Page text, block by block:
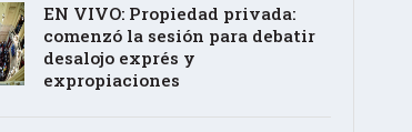
EN VIVO: Propiedad privada:
comenzó la sesión para debatir
desalojo exprés y
expropiaciones